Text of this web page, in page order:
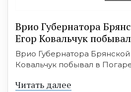
Врио Губернатора
Егор Ковальчук
Врио Губернатора
Ковальчук побывал в
Читать далее